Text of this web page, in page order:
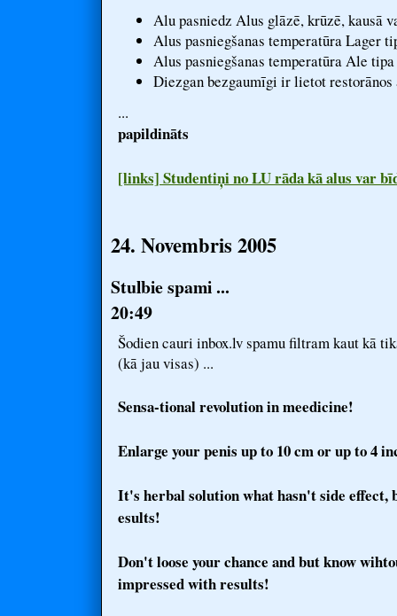
Alu pasniedz Alus glāzē, krūzē, kausā
Alus pasniegšanas temperatūra Lager
Alus pasniegšanas temperatūra Ale
Diezgan bezgaumīgi ir lietot restorānos
...
papildināts
[links] Studentiņi no LU rāda kā alus var
24. Novembris 2005
Stulbie spami ...
20:49
Šodien cauri inbox.lv spamu filtram kaut kā
(kā jau visas) ...
Sensa-tional revolution in meedicine!
Enlarge your penis up to 10 cm or up to 4
It's herbal solution what hasn't side effect,
esults!
Don't loose your chance and but know
impressed with results!